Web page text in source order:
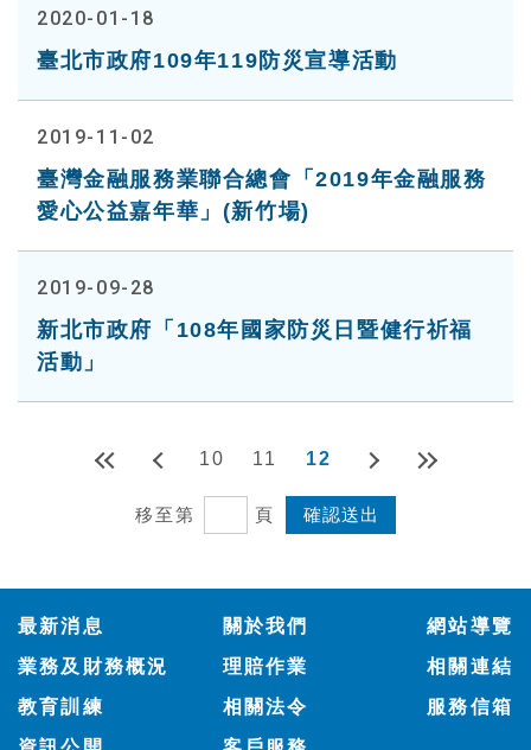
2020-01-18
臺北市政府109年119防災宣導活動
2019-11-02
臺灣金融服務業聯合總會「2019年金融服務
愛心公益嘉年華」(新竹場)
2019-09-28
新北市政府「108年國家防災日暨健行祈福
活動」
10 11 12
移至第 頁
最新消息
關於我們
業務及財務概況
理賠作業
教育訓練
相關法令
網站導覽
相關連結
服務信箱